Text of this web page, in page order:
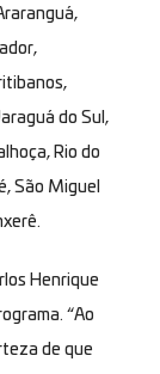
do Sul,
Rio do
São Miguel
Henrique
“Ao
de que